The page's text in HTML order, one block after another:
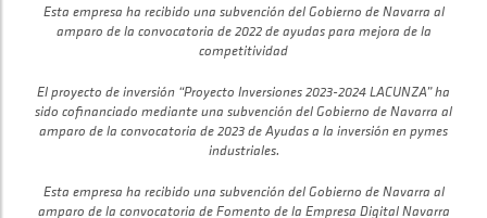
Esta empresa ha recibido una subvención del Gobierno de Navarra al
amparo de la convocatoria de 2022 de ayudas para mejora de la
competitividad
El proyecto de inversión “Proyecto Inversiones 2023-2024 LACUNZA” ha
sido cofinanciado mediante una subvención del Gobierno de Navarra al
amparo de la convocatoria de 2023 de Ayudas a la inversión en pymes
industriales.
Esta empresa ha recibido una subvención del Gobierno de Navarra al
amparo de la convocatoria de Fomento de la Empresa Digital Navarra